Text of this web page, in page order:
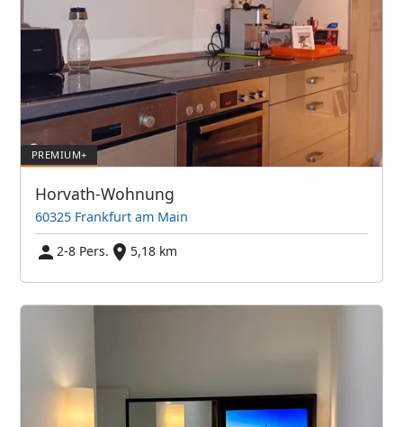
Horvath-Wohnung
60325 Frankfurt am Main
2-8 Pers.
5,18 km